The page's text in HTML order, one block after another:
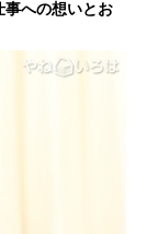
事への想いとお